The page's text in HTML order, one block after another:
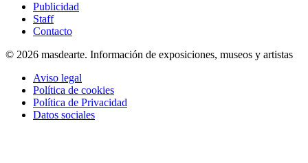
Publicidad
Staff
Contacto
© 2026 masdearte. Información de exposiciones, museos y artistas
Aviso legal
Política de cookies
Política de Privacidad
Datos sociales